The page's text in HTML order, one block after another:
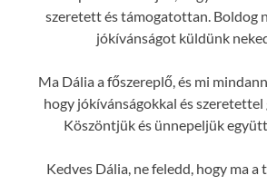
szeretett és támogatottan. Boldog
jókívánságot küldünk
Ma Dália a főszereplő, és mi
hogy jókívánságokkal és szeretettel
Köszöntjük és ünnepeljük
Kedves Dália, ne feledd, hogy ma a